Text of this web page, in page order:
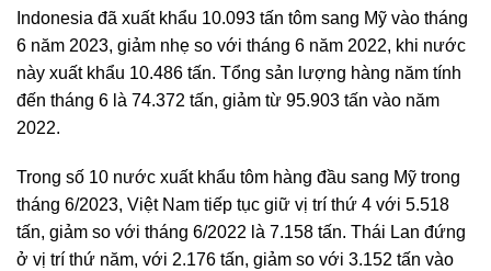
Indonesia đã xuất khẩu 10.093 tấn tôm sang Mỹ vào tháng
6 năm 2023, giảm nhẹ so với tháng 6 năm 2022, khi nước
này xuất khẩu 10.486 tấn. Tổng sản lượng hàng năm tính
đến tháng 6 là 74.372 tấn, giảm từ 95.903 tấn vào năm
2022.
Trong số 10 nước xuất khẩu tôm hàng đầu sang Mỹ trong
tháng 6/2023, Việt Nam tiếp tục giữ vị trí thứ 4 với 5.518
tấn, giảm so với tháng 6/2022 là 7.158 tấn. Thái Lan đứng
ở vị trí thứ năm, với 2.176 tấn, giảm so với 3.152 tấn vào